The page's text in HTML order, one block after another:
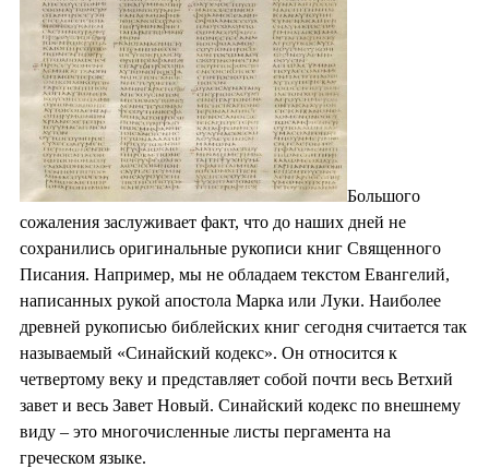
Большого
сожаления заслуживает факт, что до наших дней не
сохранились оригинальные рукописи книг Священного
Писания. Например, мы не обладаем текстом Евангелий,
написанных рукой апостола Марка или Луки. Наиболее
древней рукописью библейских книг сегодня считается так
называемый «Синайский кодекс». Он относится к
четвертому веку и представляет собой почти весь Ветхий
завет и весь Завет Новый. Синайский кодекс по внешнему
виду – это многочисленные листы пергамента на
греческом языке.